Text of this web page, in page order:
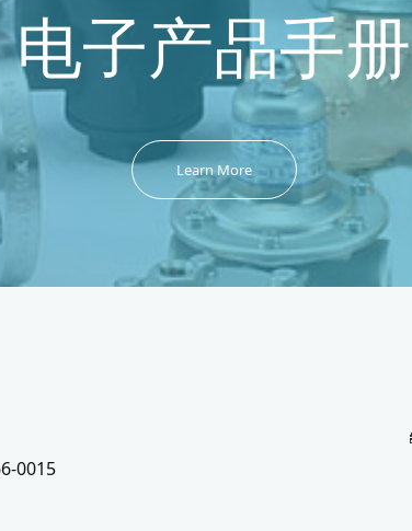
电子产品手册
Learn More
0015